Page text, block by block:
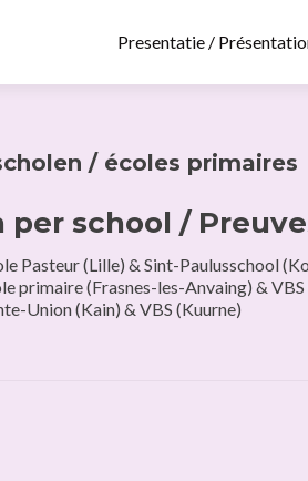
Presentatie /
/ écoles primaires
per school /
Pasteur (Lille) & Sint-Paulusschool
primaire (Frasnes-les-Anvaing) &
Union (Kain) & VBS (Kuurne)